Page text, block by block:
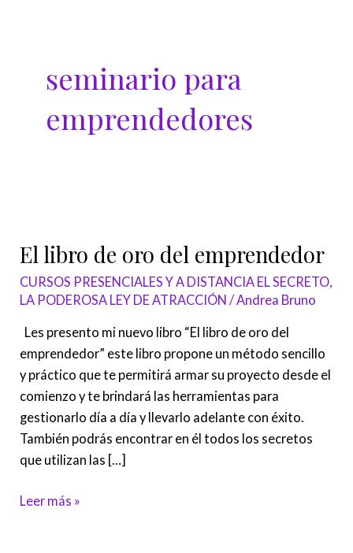
seminario para
emprendedores
El libro de oro del emprendedor
CURSOS PRESENCIALES Y A DISTANCIA EL SECRETO,
LA PODEROSA LEY DE ATRACCIÓN / Andrea Bruno
Les presento mi nuevo libro “El libro de oro del
emprendedor” este libro propone un método sencillo
y práctico que te permitirá armar su proyecto desde el
comienzo y te brindará las herramientas para
gestionarlo día a día y llevarlo adelante con éxito.
También podrás encontrar en él todos los secretos
que utilizan las […]
de
oro
del
Leer más »